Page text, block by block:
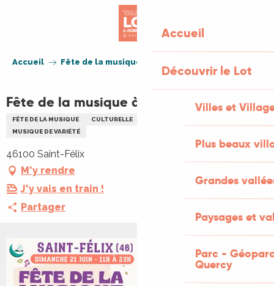
Accueil
Découvrir le Lot
Villes et
Plus beaux
Grandes
Paysages et
Parc -
Quercy
Accueil Fête de la musique à Saint-Félix
Fête de la musique à Saint-Félix
FÊTE DE LA MUSIQUE CULTURELLE
MUSIQUE DE VARIÉTÉ
46100 Saint-Félix
M'y rendre
J'y vais en train !
Partager